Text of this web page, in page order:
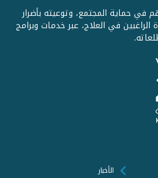
حماية المجتمع، وتوعيته بأضرار
الراغبين في العلاج، عبر خدمات وبرامج
الأخبار